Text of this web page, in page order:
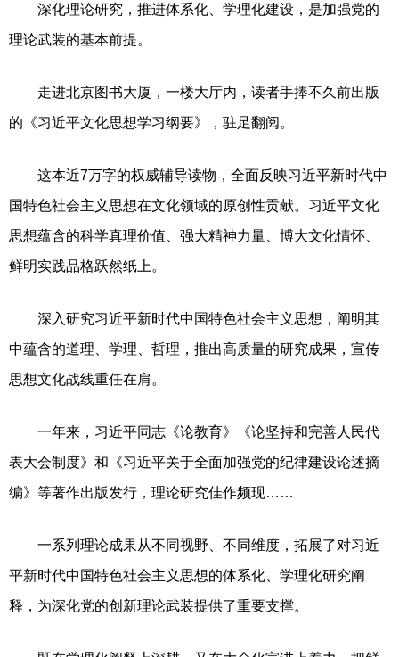
深化理论研究，推进体系化、学理化建设，是加强党的
理论武装的基本前提。
走进北京图书大厦，一楼大厅内，读者手捧不久前出版
的《习近平文化思想学习纲要》，驻足翻阅。
这本近7万字的权威辅导读物，全面反映习近平新时代中
国特色社会主义思想在文化领域的原创性贡献。习近平文化
思想蕴含的科学真理价值、强大精神力量、博大文化情怀、
鲜明实践品格跃然纸上。
深入研究习近平新时代中国特色社会主义思想，阐明其
中蕴含的道理、学理、哲理，推出高质量的研究成果，宣传
思想文化战线重任在肩。
一年来，习近平同志《论教育》《论坚持和完善人民代
表大会制度》和《习近平关于全面加强党的纪律建设论述摘
编》等著作出版发行，理论研究佳作频现……
一系列理论成果从不同视野、不同维度，拓展了对习近
平新时代中国特色社会主义思想的体系化、学理化研究阐
释，为深化党的创新理论武装提供了重要支撑。